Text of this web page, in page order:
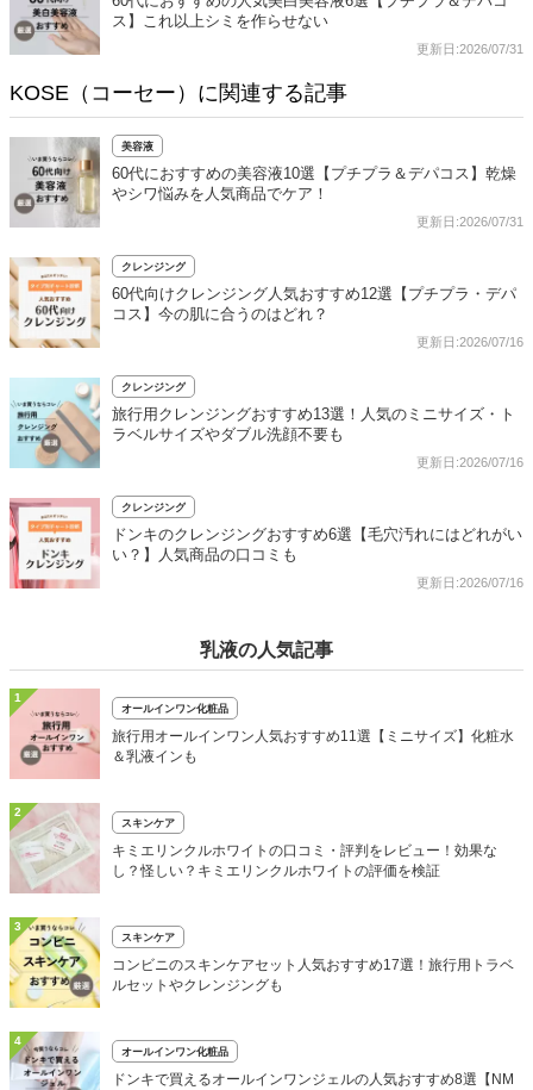
ス】これ以上シミを作らせない
更新日:2026/07/31
KOSE（コーセー）に関連する記事
美容液
60代におすすめの美容液10選【プチプラ＆デパコス】乾燥
やシワ悩みを人気商品でケア！
更新日:2026/07/31
クレンジング
60代向けクレンジング人気おすすめ12選【プチプラ・デパ
コス】今の肌に合うのはどれ？
更新日:2026/07/16
クレンジング
旅行用クレンジングおすすめ13選！人気のミニサイズ・ト
ラベルサイズやダブル洗顔不要も
更新日:2026/07/16
クレンジング
ドンキのクレンジングおすすめ6選【毛穴汚れにはどれがい
い？】人気商品の口コミも
更新日:2026/07/16
乳液の人気記事
1
オールインワン化粧品
旅行用オールインワン人気おすすめ11選【ミニサイズ】化粧水
＆乳液インも
2
スキンケア
キミエリンクルホワイトの口コミ・評判をレビュー！効果な
し？怪しい？キミエリンクルホワイトの評価を検証
3
スキンケア
コンビニのスキンケアセット人気おすすめ17選！旅行用トラベ
ルセットやクレンジングも
4
オールインワン化粧品
ドンキで買えるオールインワンジェルの人気おすすめ8選【NM